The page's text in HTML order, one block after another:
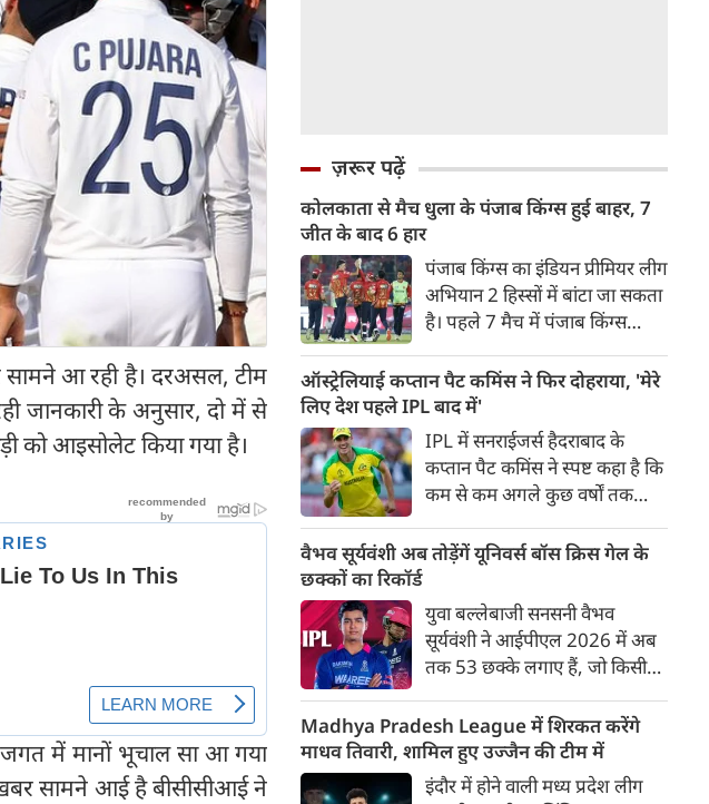
सामने आ रही है। दरअसल, टीम
जानकारी के अनुसार, दो में से
को आइसोलेट किया गया है।
में मानों भूचाल सा आ गया
खबर सामने आई है बीसीसीआई ने
ज़रूर पढ़ें
कोलकाता से मैच धुला के पंजाब किंग्स हुई बाहर, 7
जीत के बाद 6 हार
पंजाब किंग्स का इंडियन प्रीमियर लीग
अभियान 2 हिस्सों में बांटा जा सकता
है। पहले 7 मैच में पंजाब किंग्स
उसे हार का सामना करना पड़ा इसके
बाद अंतिम मैच वह जरूर जीती
लेकिन तब तक उसकी किस्मत
लखनऊ के हाथ लिखी गई थी।
ऑस्ट्रेलियाई कप्तान पैट कमिंस ने फिर दोहराया, 'मेरे
लिए देश पहले IPL बाद में'
IPL में सनराईजर्स हैदराबाद के
कप्तान पैट कमिंस ने स्पष्ट कहा है कि
कम से कम अगले कुछ वर्षों तक
प्राथमिकता होगी। यह बयान उस चर्चा
के बीच आया है, जिसमें कहा जा रहा
है कि ऑस्ट्रेलिया के कुछ बड़े खिलाड़ी
IPL से आगे बढ़कर अन्य फ्रेंचाइजी
क्रिकेट खेलने के लिए राष्ट्रीय टीम से
दूरी बना सकते हैं।
वैभव सूर्यवंशी अब तोड़ेंगें यूनिवर्स बॉस क्रिस गेल के
छक्कों का रिकॉर्ड
युवा बल्लेबाजी सनसनी वैभव
सूर्यवंशी ने आईपीएल 2026 में अब
तक 53 छक्के लगाए हैं, जो किसी
टूर्नामेंट में दूसरे सबसे ज़्यादा हैं। सबसे
ज़्यादा 59 छक्के क्रिस गेल ने
आईपीएल 2012 में लगाए थे।
Madhya Pradesh League में शिरकत करेंगे
माधव तिवारी, शामिल हुए उज्जैन की टीम में
इंदौर में होने वाली मध्य प्रदेश लीग